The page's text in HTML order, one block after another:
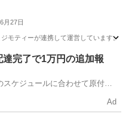
6月27日
ジモティーが連携して運営していま
リユース
完了で1万円の追加報
スケジュールに合わせて原付や
Ad